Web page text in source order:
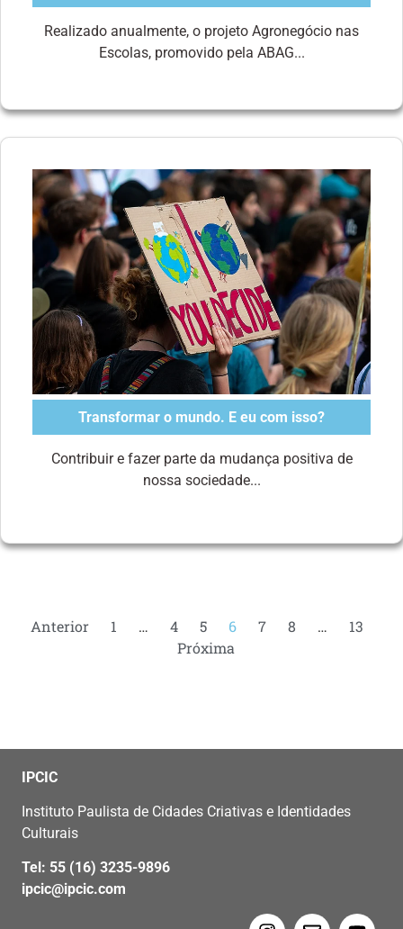
Realizado anualmente, o projeto Agronegócio nas
Escolas, promovido pela ABAG...
Transformar o mundo. E eu com isso?
Contribuir e fazer parte da mudança positiva de
nossa sociedade...
Anterior 1 … 4 5 6 7 8 …
13
Próxima
IPCIC
Instituto Paulista de Cidades Criativas e Identidades
Culturais
Tel: 55 (16) 3235-9896
ipcic@ipcic.com